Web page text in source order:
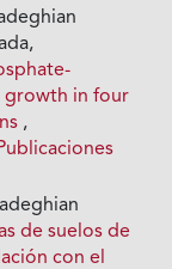
growth in four
,
de suelos de
con el